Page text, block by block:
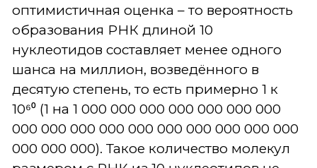
оптимистичная оценка – то вероятность
образования РНК длиной 10
нуклеотидов составляет менее одного
шанса на миллион, возведённого в
десятую степень, то есть примерно 1 к
10⁶⁰ (1 на 1 000 000 000 000 000 000 000
000 000 000 000 000 000 000 000 000 000
000 000 000). Такое количество молекул